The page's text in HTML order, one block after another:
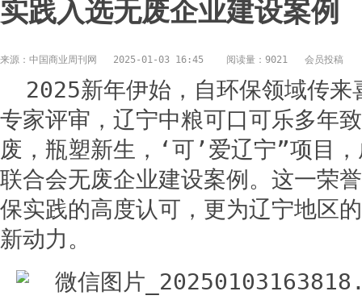
实践入选无废企业建设案例
来源：中国商业周刊网 2025-01-03 16:45 阅读量：9021 会员投稿
2025新年伊始，自环保领域传来
专家评审，辽宁中粮可口可乐多年
废，瓶塑新生，‘可’爱辽宁”项目
联合会无废企业建设案例。这一荣
保实践的高度认可，更为辽宁地区
新动力。